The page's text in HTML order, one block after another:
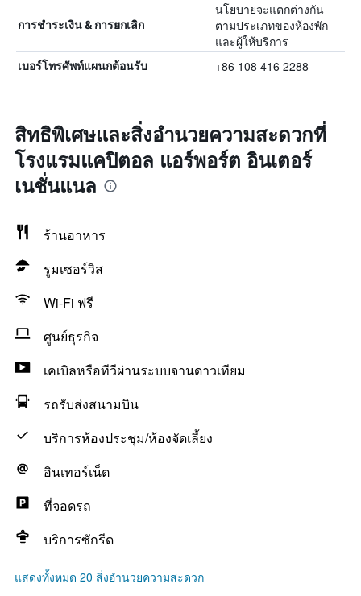
การชำระเงิน & การยกเลิก
นโยบายจะแตกต่างกัน
ตามประเภทของห้องพัก
และผู้ให้บริการ
เบอร์โทรศัพท์แผนกต้อนรับ +86 108 416 2288
สิทธิพิเศษและสิ่งอำนวยความสะดวกที่
โรงแรมแคปิตอล แอร์พอร์ต อินเตอร์
เนชั่นแนล
ร้านอาหาร
รูมเซอร์วิส
Wi-Fi ฟรี
ศูนย์ธุรกิจ
เคเบิลหรือทีวีผ่านระบบจานดาวเทียม
รถรับส่งสนามบิน
บริการห้องประชุม/ห้องจัดเลี้ยง
อินเทอร์เน็ต
ที่จอดรถ
บริการซักรีด
แสดงทั้งหมด 20 สิ่งอำนวยความสะดวก